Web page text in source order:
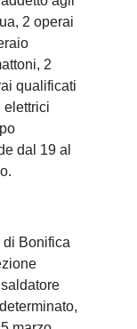
2 operai
2
qualificati
elettrici
dal 19 al
di Bonifica